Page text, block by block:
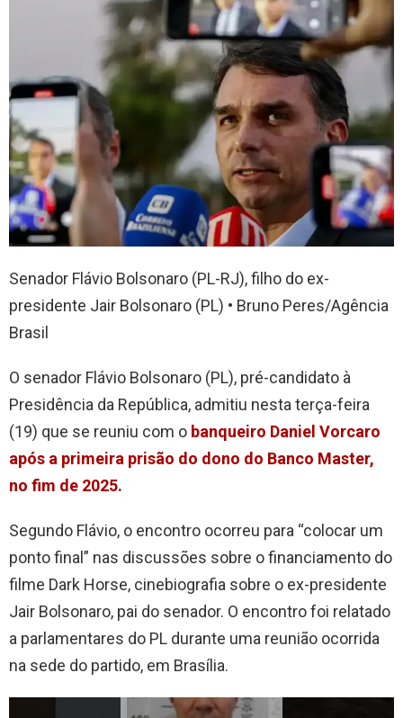
Senador Flávio Bolsonaro (PL-RJ), filho do ex-
presidente Jair Bolsonaro (PL) • Bruno Peres/Agência
Brasil
O senador Flávio Bolsonaro (PL), pré-candidato à
Presidência da República, admitiu nesta terça-feira
(19) que se reuniu com o banqueiro Daniel Vorcaro
após a primeira prisão do dono do Banco Master,
no fim de 2025.
Segundo Flávio, o encontro ocorreu para “colocar um
ponto final” nas discussões sobre o financiamento do
filme Dark Horse, cinebiografia sobre o ex-presidente
Jair Bolsonaro, pai do senador. O encontro foi relatado
a parlamentares do PL durante uma reunião ocorrida
na sede do partido, em Brasília.